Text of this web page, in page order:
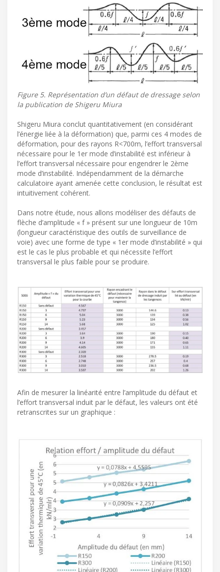
Figure 5. Représentation d’un défaut de dressage selon
la publication de Shigeru Miura
Shigeru Miura conclut quantitativement (en considérant
l’énergie liée à la déformation) que, parmi ces 4 modes de
déformation, pour des rayons R<700m, l’effort transversal
nécessaire pour le 1er mode d’instabilité est inférieur à
l’effort transversal nécessaire pour engendrer le 2ème
mode d’instabilité. Indépendamment de la démarche
calculatoire ayant amenée cette conclusion, le résultat est
intuitivement cohérent.
Dans notre étude, nous allons modéliser des défauts de
flèche d’amplitude « f » présent sur une longueur de 10m
(longueur caractéristique des outils de surveillance de
voie) avec une forme de type « 1er mode d’instabilité » qui
est le cas le plus probable et qui nécessite l’effort
transversal le plus faible pour se produire.
Afin de mesurer la linéarité entre l’amplitude du défaut et
l’effort transversal induit par le défaut, les valeurs ont été
retranscrites sur un graphique :